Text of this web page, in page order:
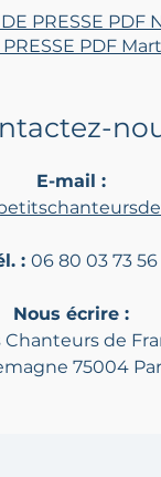
PRESSE PDF
PRESSE PDF
E-mail :
: 06 80 03 73 56
Nous écrire :
Chanteurs de
75004